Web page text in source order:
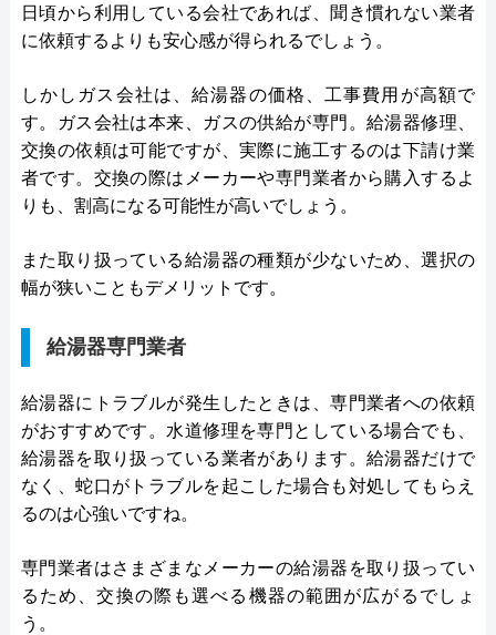
日頃から利用している会社であれば、聞き慣れない業者
に依頼するよりも安心感が得られるでしょう。
しかしガス会社は、給湯器の価格、工事費用が高額で
す。ガス会社は本来、ガスの供給が専門。給湯器修理、
交換の依頼は可能ですが、実際に施工するのは下請け業
者です。交換の際はメーカーや専門業者から購入するよ
りも、割高になる可能性が高いでしょう。
また取り扱っている給湯器の種類が少ないため、選択の
幅が狭いこともデメリットです。
給湯器専門業者
給湯器にトラブルが発生したときは、専門業者への依頼
がおすすめです。水道修理を専門としている場合でも、
給湯器を取り扱っている業者があります。給湯器だけで
なく、蛇口がトラブルを起こした場合も対処してもらえ
るのは心強いですね。
専門業者はさまざまなメーカーの給湯器を取り扱ってい
るため、交換の際も選べる機器の範囲が広がるでしょ
う。